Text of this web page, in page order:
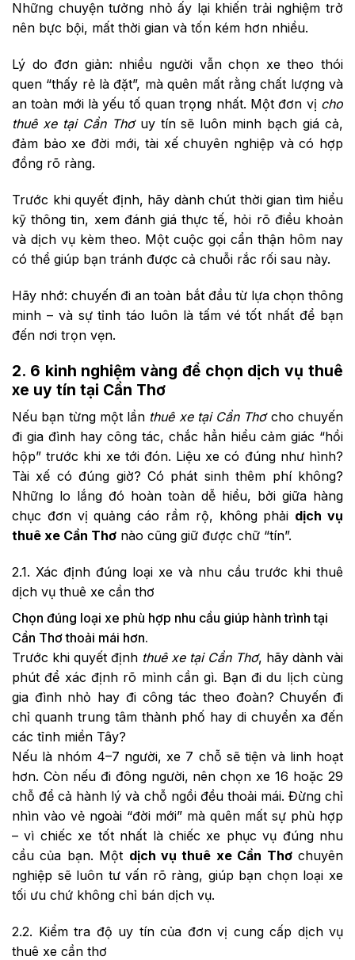
Những chuyện tưởng nhỏ ấy lại khiến trải nghiệm trở
nên bực bội, mất thời gian và tốn kém hơn nhiều.
Lý do đơn giản: nhiều người vẫn chọn xe theo thói
quen “thấy rẻ là đặt”, mà quên mất rằng chất lượng và
an toàn mới là yếu tố quan trọng nhất. Một đơn vị cho
thuê xe tại Cần Thơuy tín sẽ luôn minh bạch giá cả,
đảm bảo xe đời mới, tài xế chuyên nghiệp và có hợp
đồng rõ ràng.
Trước khi quyết định, hãy dành chút thời gian tìm hiểu
kỹ thông tin, xem đánh giá thực tế, hỏi rõ điều khoản
và dịch vụ kèm theo. Một cuộc gọi cẩn thận hôm nay
có thể giúp bạn tránh được cả chuỗi rắc rối sau này.
Hãy nhớ: chuyến đi an toàn bắt đầu từ lựa chọn thông
minh – và sự tỉnh táo luôn là tấm vé tốt nhất để bạn
đến nơi trọn vẹn.
2. 6 kinh nghiệm vàng để chọn dịch vụ thuê
xe uy tín tại Cần Thơ
Nếu bạn từng một lần thuê xe tại Cần Thơcho chuyến
đi gia đình hay công tác, chắc hẳn hiểu cảm giác “hồi
hộp” trước khi xe tới đón. Liệu xe có đúng như hình?
Tài xế có đúng giờ? Có phát sinh thêm phí không?
Những lo lắng đó hoàn toàn dễ hiểu, bởi giữa hàng
chục đơn vị quảng cáo rầm rộ, không phải dịch vụ
thuê xe Cần Thơ nào cũng giữ được chữ “tín”.
2.1. Xác định đúng loại xe và nhu cầu trước khi thuê
dịch vụ thuê xe cần thơ
Chọn đúng loại xe phù hợp nhu cầu giúp hành trình tại
Cần Thơ thoải mái hơn.
Trước khi quyết định thuê xe tại Cần Thơ, hãy dành vài
phút để xác định rõ mình cần gì. Bạn đi du lịch cùng
gia đình nhỏ hay đi công tác theo đoàn? Chuyến đi
chỉ quanh trung tâm thành phố hay di chuyển xa đến
các tỉnh miền Tây?
Nếu là nhóm 4–7 người, xe 7 chỗ sẽ tiện và linh hoạt
hơn. Còn nếu đi đông người, nên chọn xe 16 hoặc 29
chỗ để cả hành lý và chỗ ngồi đều thoải mái. Đừng chỉ
nhìn vào vẻ ngoài “đời mới” mà quên mất sự phù hợp
– vì chiếc xe tốt nhất là chiếc xe phục vụ đúng nhu
cầu của bạn. Một dịch vụ thuê xe Cần Thơchuyên
nghiệp sẽ luôn tư vấn rõ ràng, giúp bạn chọn loại xe
tối ưu chứ không chỉ bán dịch vụ.
2.2. Kiểm tra độ uy tín của đơn vị cung cấp dịch vụ
thuê xe cần thơ